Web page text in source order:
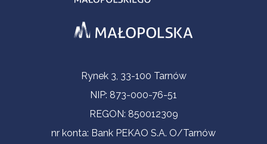
Informacje kontaktoweRynek 3, 33-100 Tarnów
NIP: 873-000-76-51
REGON: 850012309
nr konta: Bank PEKAO S.A. O/Tarnów